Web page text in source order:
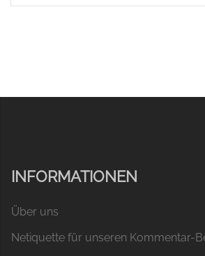
INFORMATIONEN
Über uns
Netiquette für unseren Kommentar-